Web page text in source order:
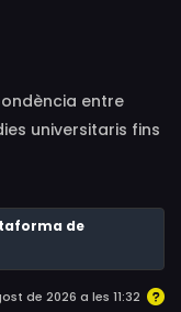
entre
universitaris fins
de
de 2026 a les 11:32